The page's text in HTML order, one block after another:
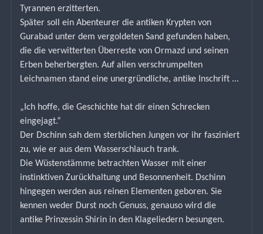
Tyrannen erzitterten.
Später soll ein Abenteurer die antiken Krypten von
Gurabad unter dem vergoldeten Sand gefunden haben,
die die verwitterten Überreste von Ormazd und seinen
Erben beherbergten. Auf allen verschrumpelten
Leichnamen stand eine unergründliche, antike Inschrift ...
„Ich hoffe, die Geschichte hat dir einen Schrecken
eingejagt.“
Der Dschinn sah dem sterblichen Jungen vor ihr fasziniert
zu, wie er aus dem Wasserschlauch trank.
Die Wüstenstämme betrachten Wasser mit einer
instinktiven Zurückhaltung und Besonnenheit. Dschinn
hingegen werden aus reinen Elementen geboren. Sie
kennen weder Durst noch Genuss, genauso wird die
antike Prinzessin Shirin in den Klageliedern besungen.